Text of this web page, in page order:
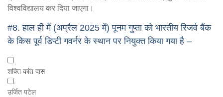
विश्वविद्यालय कर दिया जाएगा।
#8. हाल ही में (अप्रैल 2025 में) पूनम गुप्ता को भारतीय रिजर्व बैंक
के किस पूर्व डिप्टी गवर्नर के स्थान पर नियुक्त किया गया है –
शक्ति कांत दास
उर्जित पटेल